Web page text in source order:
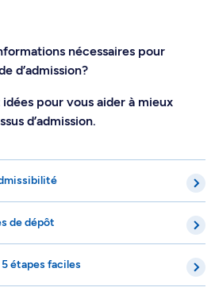
nécessaires pour
d’admission?
pour vous aider à mieux
d’admission.
de dépôt
5 étapes faciles